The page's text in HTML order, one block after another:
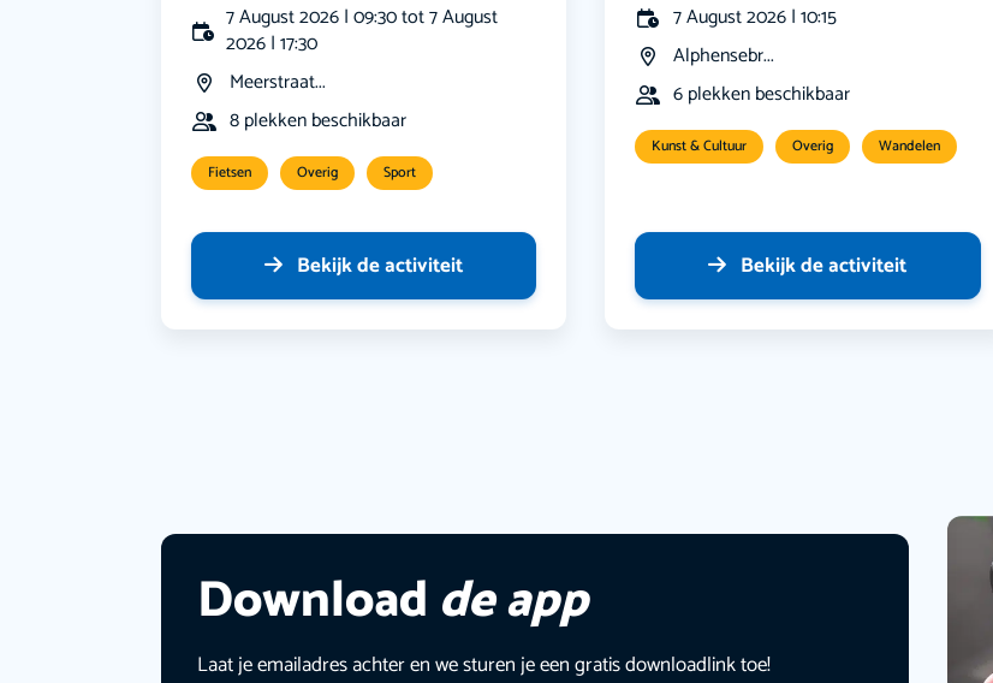
7 August 2026 | 09:30 tot 7 August
2026 | 17:30
Meerstraat...
8 plekken beschikbaar
Fietsen Overig Sport
Bekijk de activiteit
7 August 2026 | 10:15
Alphensebr...
6 plekken beschikbaar
Kunst & Cultuur Overig Wandelen
Bekijk de activiteit
Download de app
Laat je emailadres achter en we sturen je een gratis downloadlink toe!